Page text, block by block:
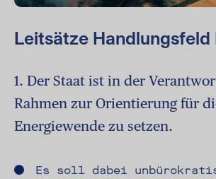
Leitsätze Handlungsfeld
1. Der Staat ist in der
Rahmen zur Orientierung für
Energiewende zu setzen.
Es soll dabei